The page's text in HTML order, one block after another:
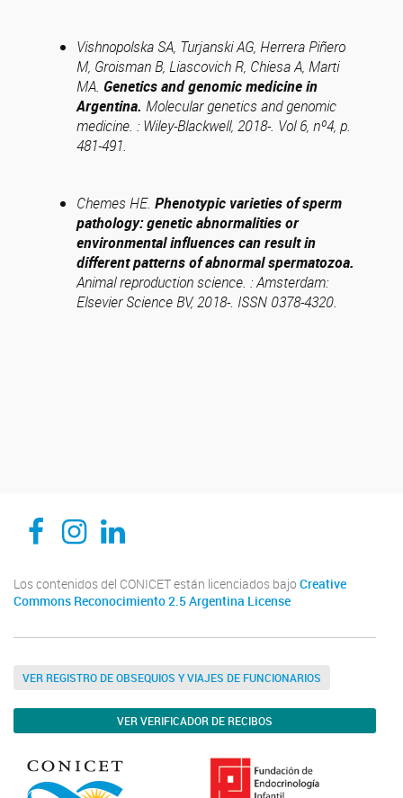
Vishnopolska SA, Turjanski AG, Herrera Piñero
M, Groisman B, Liascovich R, Chiesa A, Marti
MA. Genetics and genomic medicine in
Argentina. Molecular genetics and genomic
medicine. : Wiley-Blackwell, 2018-. Vol 6, nº4, p.
481-491.
Chemes HE. Phenotypic varieties of sperm
pathology: genetic abnormalities or
environmental influences can result in
different patterns of abnormal spermatozoa.
Animal reproduction science. : Amsterdam:
Elsevier Science BV, 2018-. ISSN 0378-4320.
CEDIE, Centro de Investigaciones Endocrinológicas Dr. César Bergadá
CEDIE, Centro de Investigaciones Endocrinológicas Dr. César Bergadá
CEDIE, Centro de Investigaciones Endocrinológicas Dr. César Bergadá
Los contenidos del CONICET están licenciados bajo Creative
Commons Reconocimiento 2.5 Argentina License
VER REGISTRO DE OBSEQUIOS Y VIAJES DE FUNCIONARIOS
VER VERIFICADOR DE RECIBOS